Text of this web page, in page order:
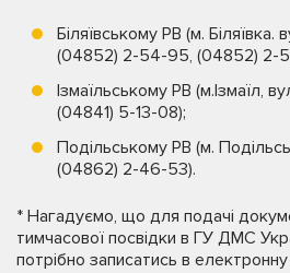
Біляївському РВ (м. Біляївка.
(04852) 2-54-95, (04852) 2-
Ізмаїльському РВ (м.Ізмаїл,
(04841) 5-13-08);
Подільському РВ (м.
(04862) 2-46-53).
* Нагадуємо, що для подачі
тимчасової посвідки в ГУ ДМС
потрібно записатись в